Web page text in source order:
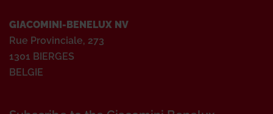
GIACOMINI-BENELUX NV
Rue Provinciale, 273
1301 BIERGES
BELGIE